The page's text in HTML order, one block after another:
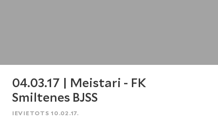
04.03.17 | Meistari - FK
Smiltenes BJSS
IEVIETOTS 10.02.17.